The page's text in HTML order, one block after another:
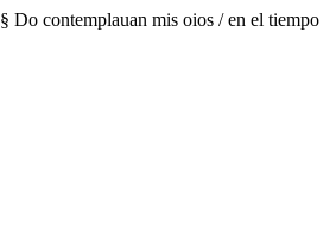
Do contemplauan mis oios / en el tiempo